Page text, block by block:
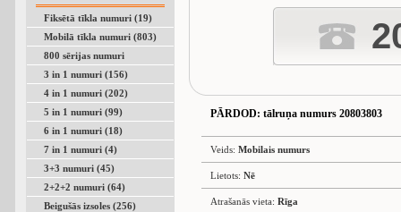
Fiksētā tīkla numuri (19)
Mobilā tīkla numuri (803)
800 sērijas numuri
3 in 1 numuri (156)
4 in 1 numuri (202)
5 in 1 numuri (99)
6 in 1 numuri (18)
7 in 1 numuri (4)
3+3 numuri (45)
2+2+2 numuri (64)
Beigušās izsoles (256)
PĀRDOD: tālruņa numurs 20803803
Veids: Mobilais numurs
Lietots: Nē
Atrašanās vieta: Rīga